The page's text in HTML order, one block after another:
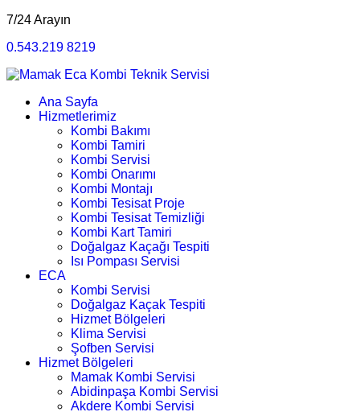
7/24 Arayın
0.543.219 8219
Ana Sayfa
Hizmetlerimiz
Kombi Bakımı
Kombi Tamiri
Kombi Servisi
Kombi Onarımı
Kombi Montajı
Kombi Tesisat Proje
Kombi Tesisat Temizliği
Kombi Kart Tamiri
Doğalgaz Kaçağı Tespiti
Isı Pompası Servisi
ECA
Kombi Servisi
Doğalgaz Kaçak Tespiti
Hizmet Bölgeleri
Klima Servisi
Şofben Servisi
Hizmet Bölgeleri
Mamak Kombi Servisi
Abidinpaşa Kombi Servisi
Akdere Kombi Servisi